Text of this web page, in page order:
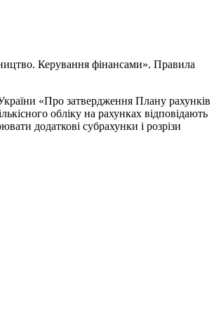
Керування фінансами». Правила
«Про затвердження Плану рахунків
обліку на рахунках відповідають
додаткові субрахунки і розрізи